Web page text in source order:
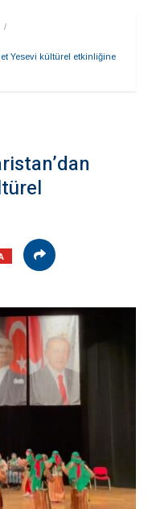
Yesevi kültürel etkinliğine